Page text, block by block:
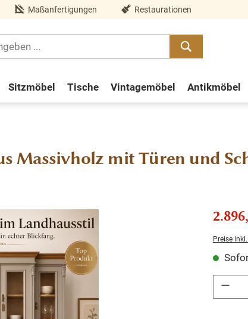
Maßanfertigungen Restaurationen
Sitzmöbel Tische Vintagemöbel Antikmöbel
Massivholz mit Türen und
Preise
Produkt